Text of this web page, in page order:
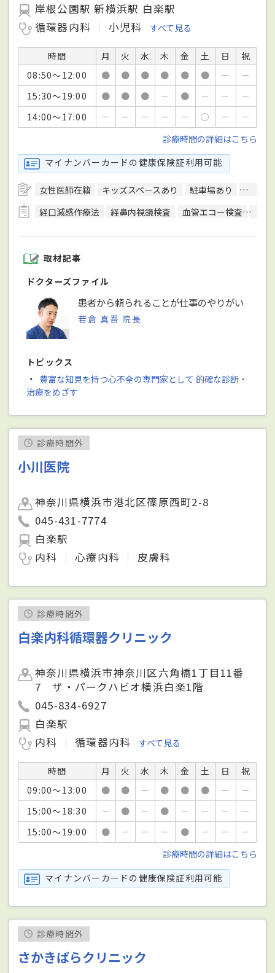
岸根公園駅 新横浜駅 白楽駅
循環器内科
小児科 すべて見る
時間 月 火 水 木 金 土 日
祝
08:50～12:00
● ● ● ● ● ● －
－
15:30～19:00
● ● ● － ● － －
－
14:00～17:00
－ － － － － ○ －
－
診療時間の詳細はこちら
マイナンバーカードの健康保険証利用可能
女性医師在籍 キッズスペースあり 駐車場あり
駅徒歩
経口減感作療法
経鼻内視鏡検査 血管エコー検査
取材記事
ドクターズファイル
患者から頼られることが仕事のやりがい
若倉 真吾 院長
トピックス
・ 豊富な知見を持つ心不全の専門家として 的確な診断・
治療をめざす
診療時間外
小川医院
神奈川県横浜市港北区篠原西町2-8
045-431-7774
白楽駅
内科
心療内科 皮膚科
診療時間外
白楽内科循環器クリニック
神奈川県横浜市神奈川区六角橋1丁目11番
7 ザ・パークハビオ横浜白楽1階
045-834-6927
白楽駅
内科
循環器内科 すべて見る
時間 月 火 水 木 金 土 日
祝
09:00～13:00
● ● － ● ● ● －
－
15:00～18:30
－ ● － ● － － －
－
15:00～19:00
● － － － ● － －
－
診療時間の詳細はこちら
マイナンバーカードの健康保険証利用可能
診療時間外
さかきばらクリニック